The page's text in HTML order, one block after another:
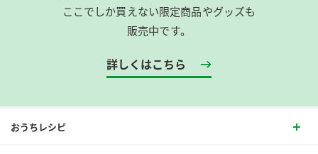
ここでしか買えない限定商品やグッズも
販売中です。
詳しくはこちら
おうちレシピ